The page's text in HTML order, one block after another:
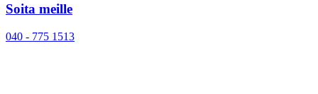
Soita meille
040 - 775 1513